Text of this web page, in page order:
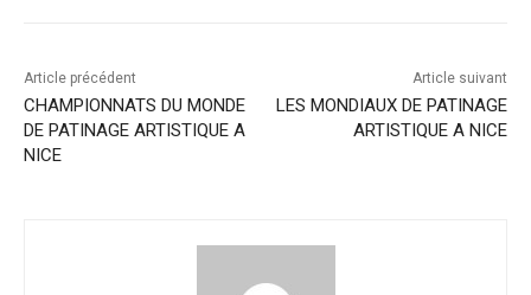
Article précédent
CHAMPIONNATS DU MONDE
DE PATINAGE ARTISTIQUE A
NICE
Article suivant
LES MONDIAUX DE PATINAGE
ARTISTIQUE A NICE